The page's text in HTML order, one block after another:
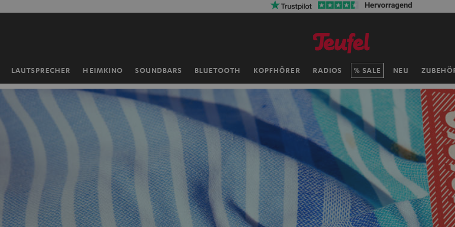
LAUTSPRECHER HEIMKINO SOUNDBARS BLUETOOTH KOPFHÖRER RADIOS SALE NEU
Startseite